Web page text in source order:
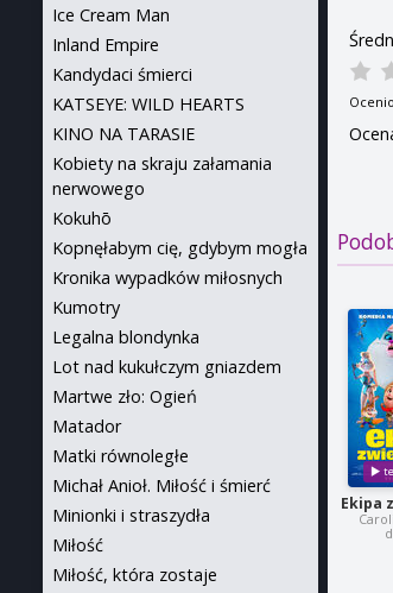
Ekipa
Ice Cream Man
Inland Empire
Kandydaci śmierci
KATSEYE: WILD HEARTS
KINO NA TARASIE
Kobiety na skraju załamania
nerwowego
Kokuhō
Kopnęłabym cię, gdybym mogła
Kronika wypadków miłosnych
Kumotry
Legalna blondynka
Lot nad kukułczym gniazdem
Martwe zło: Ogień
Matador
Matki równoległe
Michał Anioł. Miłość i śmierć
Minionki i straszydła
Miłość
Miłość, która zostaje